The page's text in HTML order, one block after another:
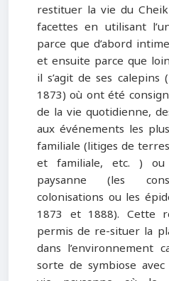
restituer la vie du
facettes en utilisant
parce que d’abord
et ensuite parce que
il s’agit de ses
1873) où ont été
de la vie quotidienne,
aux événements les
familiale (litiges de
et familiale, etc. ) ou
paysanne (les
colonisations ou les
1873 et 1888). Cette
permis de re-situer la
dans l’environnement
sorte de symbiose